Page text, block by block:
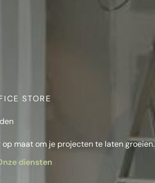
STORE
maat om je projecten te laten groeien.
diensten